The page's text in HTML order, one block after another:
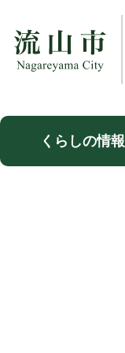
くらしの情報